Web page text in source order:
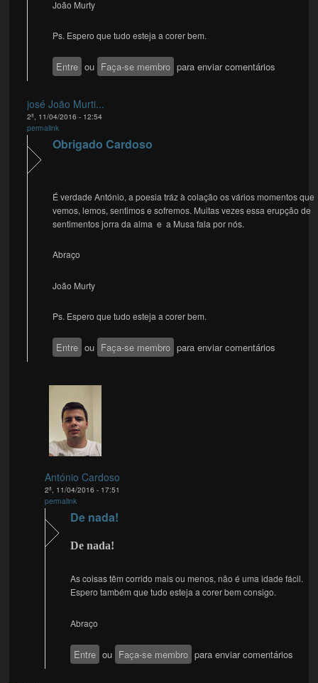
João Murty
Ps. Espero que tudo esteja a corer bem.
Entre ou Faça-se membro para enviar comentários
josé João Murti...
2ª, 11/04/2016 - 12:54
permalink
Obrigado Cardoso
É verdade António, a poesia tráz à colação os vários momentos que
vemos, lemos, sentimos e sofremos. Muitas vezes essa erupção de
sentimentos jorra da alma e a Musa fala por nós.
Abraço
João Murty
Ps. Espero que tudo esteja a corer bem.
Entre ou Faça-se membro para enviar comentários
António Cardoso
2ª, 11/04/2016 - 17:51
permalink
De nada!
De nada!
As coisas têm corrido mais ou menos, não é uma idade fácil.
Espero também que tudo esteja a corer bem consigo.
Abraço
Entre ou Faça-se membro para enviar comentários